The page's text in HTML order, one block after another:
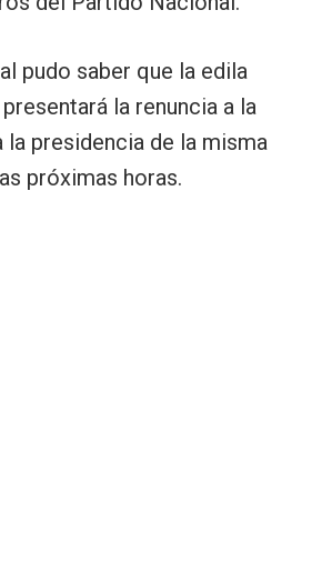
pudo saber que la edila
la renuncia a la
la presidencia de la misma
próximas horas.